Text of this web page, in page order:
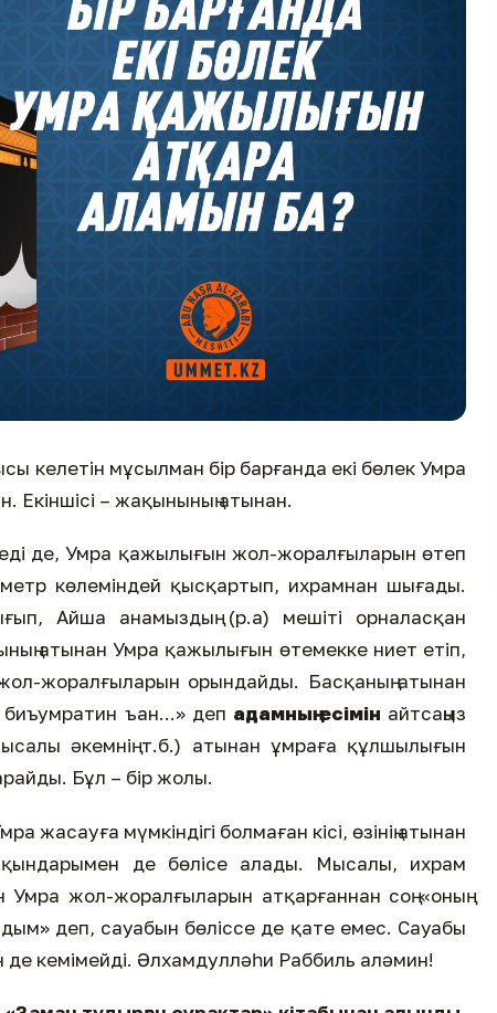
келетін мұсылман бір барғанда екі бөлек Умра
Екіншісі – жақынының атынан.
де, Умра қажылығын жол-жоралғыларын өтеп
көлеміндей қысқартып, ихрамнан шығады.
Айша анамыздың (р.а) мешіті орналасқан
атынан Умра қажылығын өтемекке ниет етіп,
жоралғыларын орындайды. Басқаның атынан
ъан...» деп адамның есімін айтсаңыз
әкемнің т.б.) атынан ұмраға құлшылығын
Бұл – бір жолы.
жасауға мүмкіндігі болмаған кісі, өзінің атынан
де бөлісе алады. Мысалы, ихрам
Умра жол-жоралғыларын атқарғаннан соң «оның
деп, сауабын бөліссе де қате емес. Сауабы
кемімейді. Әлхамдулләһи Раббиль аләмин!